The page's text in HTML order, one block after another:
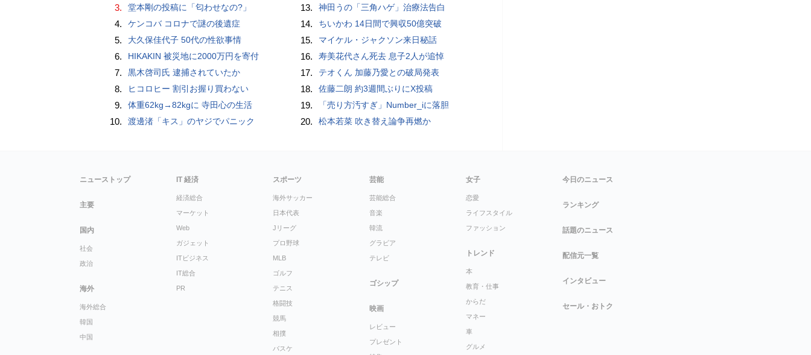
3. 堂本剛の投稿に「匂わせなの?」
4. ケンコバ コロナで謎の後遺症
5. 大久保佳代子 50代の性欲事情
6. HIKAKIN 被災地に2000万円を寄付
7. 黒木啓司氏 逮捕されていたか
8. ヒコロヒー 割引お握り買わない
9. 体重62kg→82kgに 寺田心の生活
10. 渡邊渚「キス」のヤジでパニック
13. 神田うの「三角ハゲ」治療法告白
14. ちいかわ 14日間で興収50億突破
15. マイケル・ジャクソン来日秘話
16. 寿美花代さん死去 息子2人が追悼
17. テオくん 加藤乃愛との破局発表
18. 佐藤二朗 約3週間ぶりにX投稿
19. 「売り方汚すぎ」Number_iに落胆
20. 松本若菜 吹き替え論争再燃か
ニューストップ
主要
国内
社会
政治
海外
海外総合
韓国
中国
IT 経済
経済総合
マーケット
Web
ガジェット
ITビジネス
IT総合
PR
スポーツ
海外サッカー
日本代表
Jリーグ
プロ野球
MLB
ゴルフ
テニス
格闘技
競馬
相撲
バスケ
芸能
芸能総合
音楽
韓流
グラビア
テレビ
ゴシップ
映画
レビュー
プレゼント
女子
恋愛
ライフスタイル
ファッション
トレンド
本
教育・仕事
からだ
マネー
車
グルメ
今日のニュース
ランキング
話題のニュース
配信元一覧
インタビュー
セール・おトク